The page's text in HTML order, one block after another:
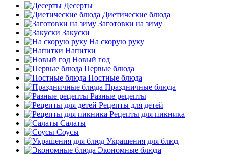
Десерты
Диетические блюда
Заготовки на зиму
Закуски
На скорую руку
Напитки
Новый год
Первые блюда
Постные блюда
Праздничные блюда
Разные рецепты
Рецепты для детей
Рецепты для пикника
Салаты
Соусы
Украшения для блюд
Экономные блюда